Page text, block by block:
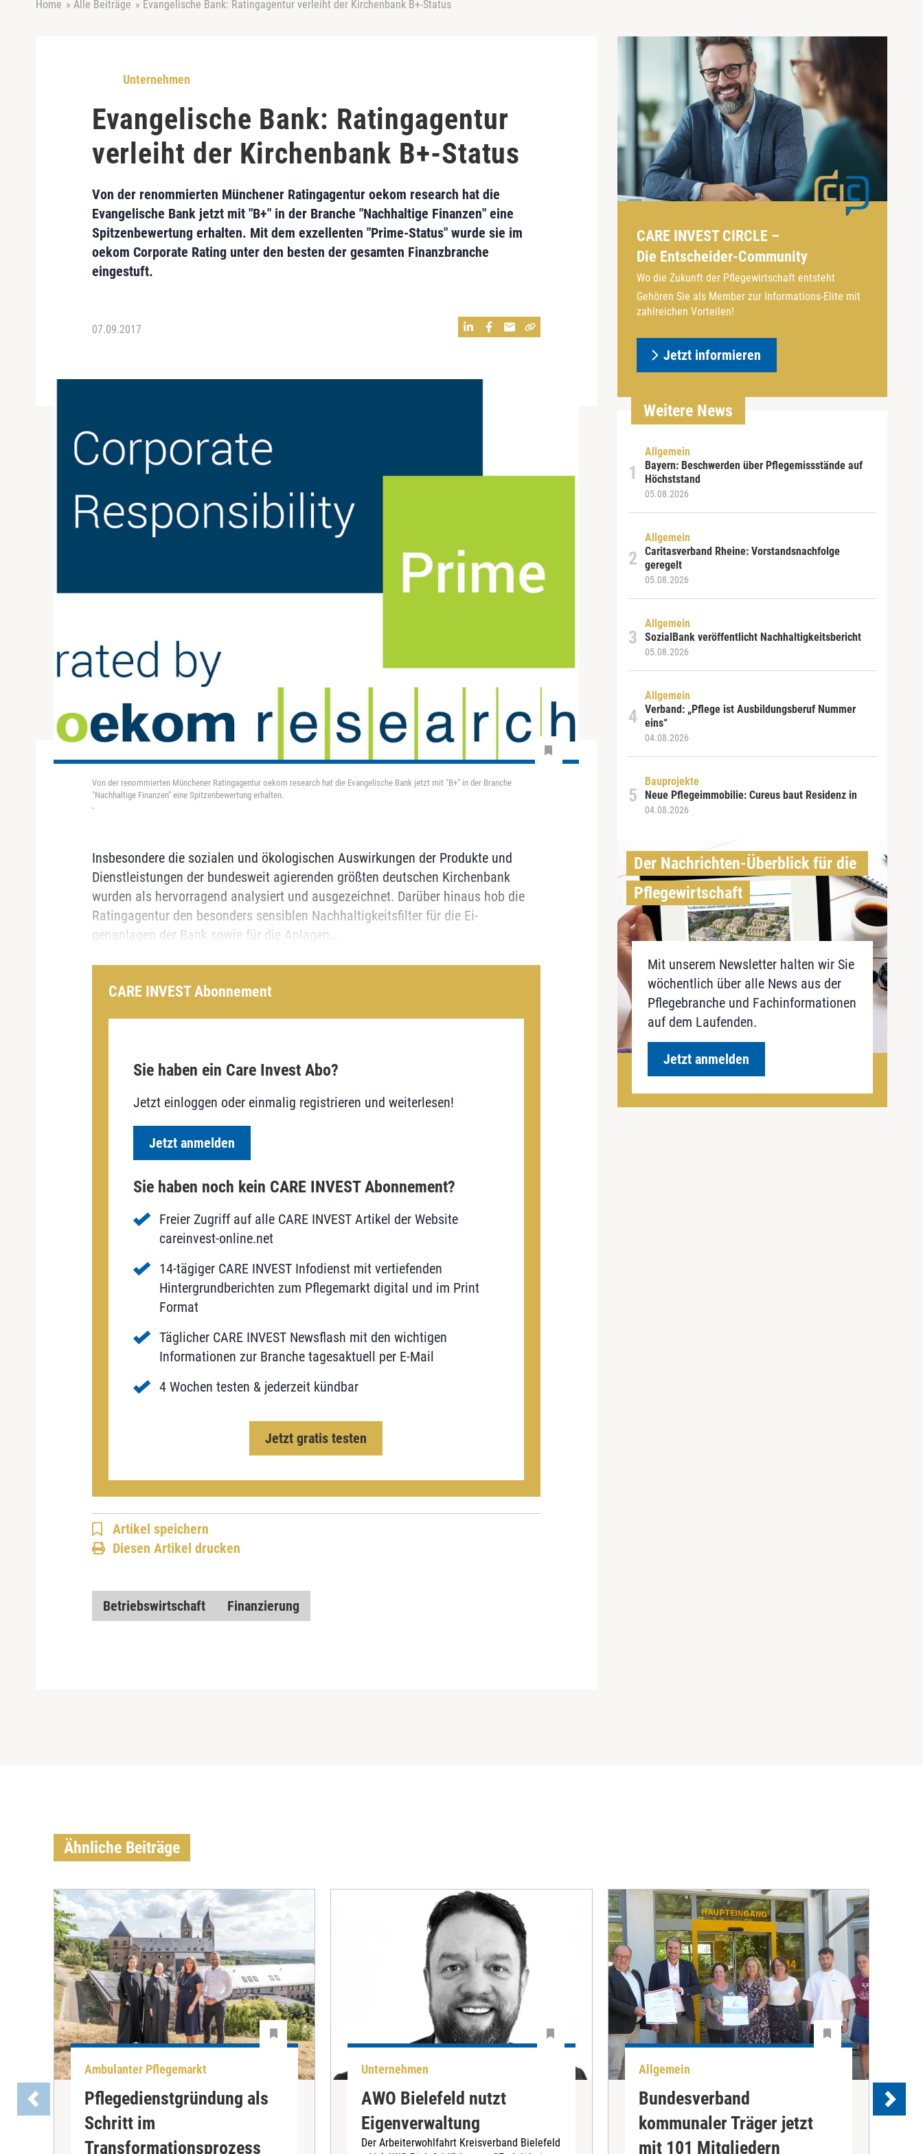
Home » Alle Beiträge » Evangelische Bank: Ratingagentur verleiht der Kirchenbank B+-Status
Unternehmen
Evangelische Bank: Ratingagentur
verleiht der Kirchenbank B+-Status
Von der renommierten Münchener Ratingagentur oekom research hat die
Evangelische Bank jetzt mit "B+" in der Branche "Nachhaltige Finanzen" eine
Spitzenbewertung erhalten. Mit dem exzellenten "Prime-Status" wurde sie im
oekom Corporate Rating unter den besten der gesamten Finanzbranche
eingestuft.
07.09.2017
Von der renommierten Münchener Ratingagentur oekom research hat die Evangelische Bank jetzt mit "B+" in der Branche
"Nachhaltige Finanzen" eine Spitzenbewertung erhalten.
-
Insbesondere die sozialen und ökologischen Auswirkungen der Produkte und
Dienstleistungen der bundesweit agierenden größten deutschen Kirchenbank
wurden als hervorragend analysiert und ausgezeichnet. Darüber hinaus hob die
Ratingagentur den besonders sensiblen Nachhaltigkeitsfilter für die Ei-
genanlagen der Bank sowie für die Anlagen...
CARE INVEST Abonnement
Sie haben ein Care Invest Abo?
Jetzt einloggen oder einmalig registrieren und weiterlesen!
Jetzt anmelden
Sie haben noch kein CARE INVEST Abonnement?
Freier Zugriff auf alle CARE INVEST Artikel der Website
careinvest-online.net
14-tägiger CARE INVEST Infodienst mit vertiefenden
Hintergrundberichten zum Pflegemarkt digital und im Print
Format
Täglicher CARE INVEST Newsflash mit den wichtigen
Informationen zur Branche tagesaktuell per E-Mail
4 Wochen testen & jederzeit kündbar
Jetzt gratis testen
Artikel speichern
Diesen Artikel drucken
Betriebswirtschaft Finanzierung
CARE INVEST CIRCLE –
Die Entscheider-Community
Wo die Zukunft der Pflegewirtschaft entsteht
Gehören Sie als Member zur Informations-Elite mit
zahlreichen Vorteilen!
Jetzt informieren
Weitere News
Allgemein
Bayern: Beschwerden über Pflegemissstände auf
Höchststand
05.08.2026
Allgemein
Caritasverband Rheine: Vorstandsnachfolge
geregelt
05.08.2026
Allgemein
SozialBank veröffentlicht Nachhaltigkeitsbericht
05.08.2026
Allgemein
Verband: „Pflege ist Ausbildungsberuf Nummer
eins“
04.08.2026
Bauprojekte
Neue Pflegeimmobilie: Cureus baut Residenz in
04.08.2026
Der Nachrichten-Überblick für die
Pflegewirtschaft
Mit unserem Newsletter halten wir Sie
wöchentlich über alle News aus der
Pflegebranche und Fachinformationen
auf dem Laufenden.
Jetzt anmelden
Ähnliche Beiträge
Ambulanter Pflegemarkt
Pflegedienstgründung als
Schritt im
Transformationsprozess
Unternehmen
AWO Bielefeld nutzt
Eigenverwaltung
Der Arbeiterwohlfahrt Kreisverband Bielefeld
Allgemein
Bundesverband
kommunaler Träger jetzt
mit 101 Mitgliedern